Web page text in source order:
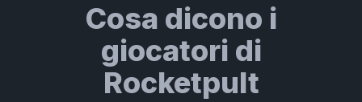
Cosa dicono i
giocatori di
Rocketpult